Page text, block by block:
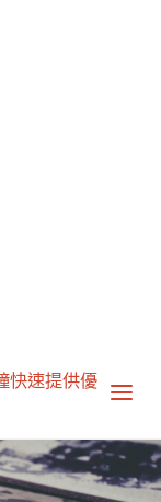
快速提供優